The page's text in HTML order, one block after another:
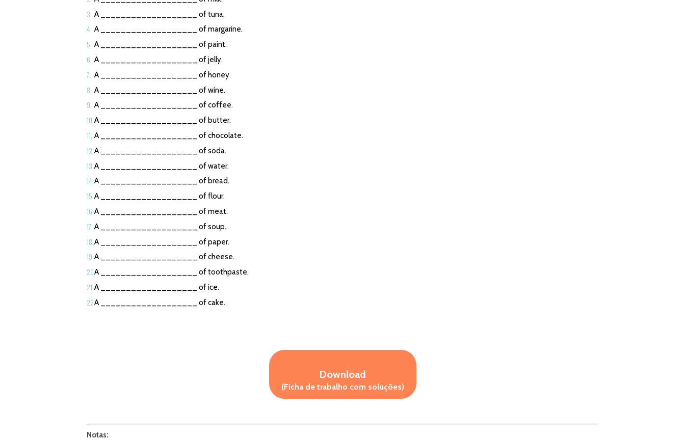
A ___________________ of tuna.
A ___________________ of margarine.
A ___________________ of paint.
A ___________________ of jelly.
A ___________________ of honey.
A ___________________ of wine.
A ___________________ of coffee.
A ___________________ of butter.
A ___________________ of chocolate.
A ___________________ of soda.
A ___________________ of water.
A ___________________ of bread.
A ___________________ of flour.
A ___________________ of meat.
A ___________________ of soup.
A ___________________ of paper.
A ___________________ of cheese.
A ___________________ of toothpaste.
A ___________________ of ice.
A ___________________ of cake.
Download
(Ficha de trabalho com soluções)
Notas: